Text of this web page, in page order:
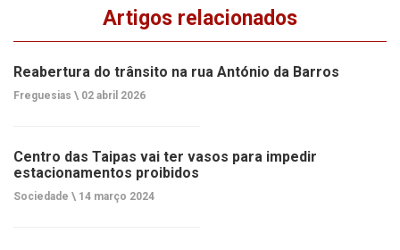
Artigos relacionados
Reabertura do trânsito na rua António da Barros
Freguesias \ 02 abril 2026
Centro das Taipas vai ter vasos para impedir
estacionamentos proibidos
Sociedade \ 14 março 2024